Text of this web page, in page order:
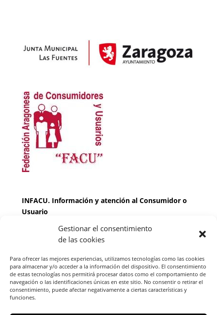
Gestionar el consentimiento
de las cookies
Para ofrecer las mejores experiencias, utilizamos tecnologías como las cookies
para almacenar y/o acceder a la información del dispositivo. El consentimiento
de estas tecnologías nos permitirá procesar datos como el comportamiento de
navegación o las identificaciones únicas en este sitio. No consentir o retirar el
consentimiento, puede afectar negativamente a ciertas características y
funciones.
INFACU. Información y atención al Consumidor o
Usuario
MARTES Y JUEVES de17:00 a 20 horas
horas
Teléfono de contacto976 13 47 92